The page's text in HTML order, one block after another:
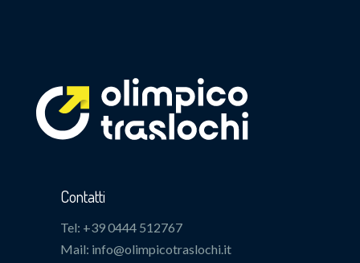
Contatti
Tel: +39 0444 512767
Mail: info@olimpicotraslochi.it